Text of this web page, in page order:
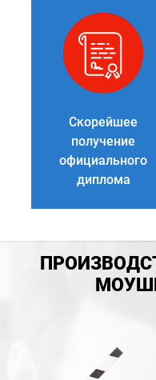
Скорейшее
получение
официального
диплома